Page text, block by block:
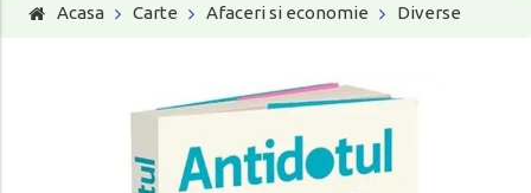
Acasa Carte Afaceri si economie Diverse